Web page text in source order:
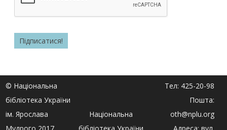
© Національна
бібліотека України
ім. Ярослава
Національна
Тел: 425-20-98
Пошта:
oth@nplu.org